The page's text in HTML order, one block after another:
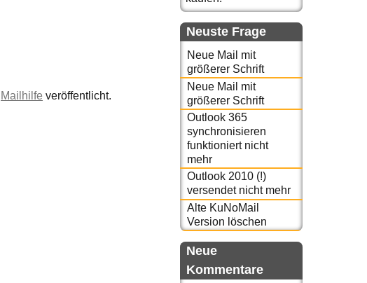
Mailhilfe veröffentlicht.
Neuste Frage
Neue Mail mit
größerer Schrift
Neue Mail mit
größerer Schrift
Outlook 365
synchronisieren
funktioniert nicht
mehr
Outlook 2010 (!)
versendet nicht mehr
Alte KuNoMail
Version löschen
Neue
Kommentare